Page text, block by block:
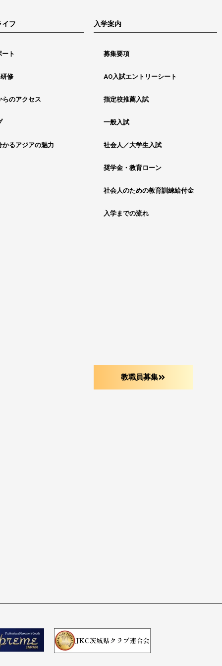
イフ
ート
修
らのアクセス
かるアジアの魅力
入学案内
募集要項
AO入試エントリーシート
指定校推薦入試
一般入試
社会人／大学生入試
奨学金・教育ローン
社会人のための教育訓練給付金
入学までの流れ
教職員募集